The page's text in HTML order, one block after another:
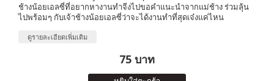
ช้างน้อยเอลซี่ที่อยากหางานทำจีงไปขอคำแนะนำจากแม่ช้าง ร่วมลุ้น
ไปพร้อมๆ กับเจ้าช้างน้อยเอลซี่ว่าจะได้งานทำที่สุดเจ๋งแค่ไหน
ดูรายละเอียดเพิ่มเติม
75 บาท